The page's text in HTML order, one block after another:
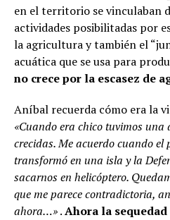
en el territorio se vinculaban
actividades posibilitadas por
la agricultura y también el
acuática que se usa para
no crece por la escasez de
Aníbal recuerda cómo era la
«Cuando era chico tuvimos
crecidas. Me acuerdo cuando el
transformó en una isla y la
sacarnos en helicóptero.
que me parece contradictoria,
ahora…».Ahora la